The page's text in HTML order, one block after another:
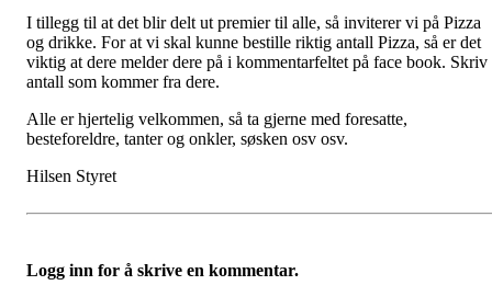
I tillegg til at det blir delt ut premier til alle, så inviterer vi på Pizza
og drikke. For at vi skal kunne bestille riktig antall Pizza, så er det
viktig at dere melder dere på i kommentarfeltet på face book. Skriv
antall som kommer fra dere.
Alle er hjertelig velkommen, så ta gjerne med foresatte,
besteforeldre, tanter og onkler, søsken osv osv.
Hilsen Styret
Logg inn for å skrive en kommentar.